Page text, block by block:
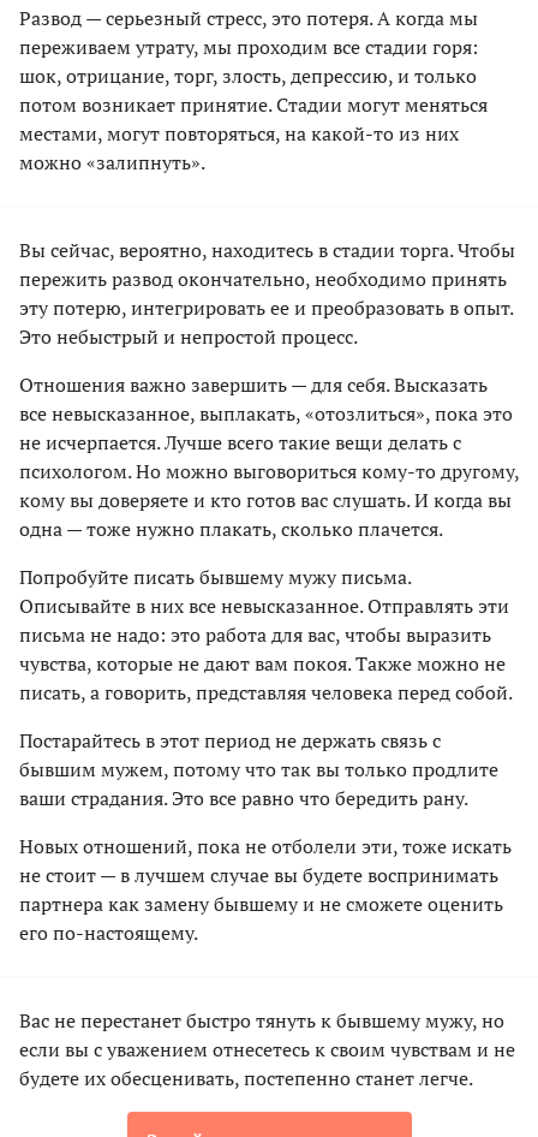
Развод — серьезный стресс, это потеря. А когда мы
переживаем утрату, мы проходим все стадии горя:
шок, отрицание, торг, злость, депрессию, и только
потом возникает принятие. Стадии могут меняться
местами, могут повторяться, на какой-то из них
можно «залипнуть».
Вы сейчас, вероятно, находитесь в стадии торга. Чтобы
пережить развод окончательно, необходимо принять
эту потерю, интегрировать ее и преобразовать в опыт.
Это небыстрый и непростой процесс.
Отношения важно завершить — для себя. Высказать
все невысказанное, выплакать, «отозлиться», пока это
не исчерпается. Лучше всего такие вещи делать с
психологом. Но можно выговориться кому-то другому,
кому вы доверяете и кто готов вас слушать. И когда вы
одна — тоже нужно плакать, сколько плачется.
Попробуйте писать бывшему мужу письма.
Описывайте в них все невысказанное. Отправлять эти
письма не надо: это работа для вас, чтобы выразить
чувства, которые не дают вам покоя. Также можно не
писать, а говорить, представляя человека перед собой.
Постарайтесь в этот период не держать связь с
бывшим мужем, потому что так вы только продлите
ваши страдания. Это все равно что бередить рану.
Новых отношений, пока не отболели эти, тоже искать
не стоит — в лучшем случае вы будете воспринимать
партнера как замену бывшему и не сможете оценить
его по-настоящему.
Вас не перестанет быстро тянуть к бывшему мужу, но
если вы с уважением отнесетесь к своим чувствам и не
будете их обесценивать, постепенно станет легче.